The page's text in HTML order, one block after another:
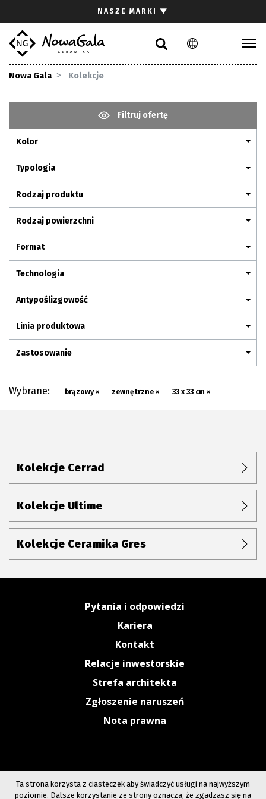
PL EN
NASZE MARKI ▼
Nowa Gala Kolekcje
Filtruj ofertę
Kolor
Typologia
Rodzaj produktu
Rodzaj powierzchni
Format
Technologia
Antypoślizgowość
Linia produktowa
Zastosowanie
Wybrane: brązowy × zewnętrzne × 33 x 33 cm ×
Kolekcje Cerrad
Kolekcje Ultime
Kolekcje Ceramika Gres
Pytania i odpowiedzi
Kariera
Kontakt
Relacje inwestorskie
Strefa architekta
Zgłoszenie naruszeń
Nota prawna
Gdzie kupić
Pliki do pobrania
Pytania i odpowiedzi
Kariera
Kontakt
Komunikacja z akcjonariuszami
Ta strona korzysta z ciasteczek aby świadczyć usługi na najwyższym
poziomie. Dalsze korzystanie ze strony oznacza, że zgadzasz się na